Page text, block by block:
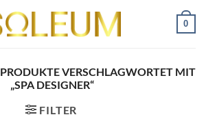
0
PRODUKTE VERSCHLAGWORTET MIT
„SPA DESIGNER“
FILTER